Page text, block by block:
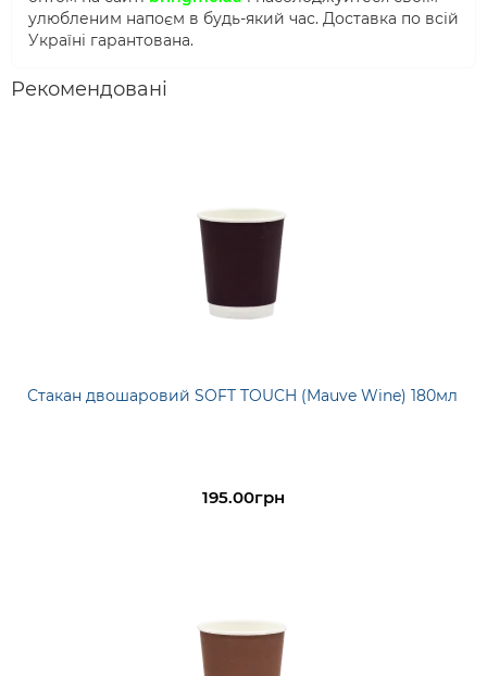
улюбленим напоєм в будь-який час. Доставка по всій
Україні гарантована.
Рекомендовані
Стакан двошаровий SOFT TOUCH (Mauve Wine) 180мл
195.00грн